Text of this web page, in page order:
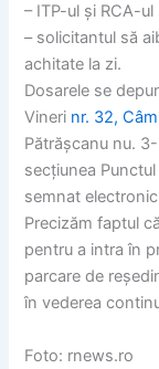
– ITP-ul și RCA-
– solicitantul să
achitate la zi.
Dosarele se
Vineri nr. 32,
Pătrășcanu nu.
secțiunea
semnat
Precizăm faptul
pentru a intra în
parcare de
în vederea
Foto: rnews.ro